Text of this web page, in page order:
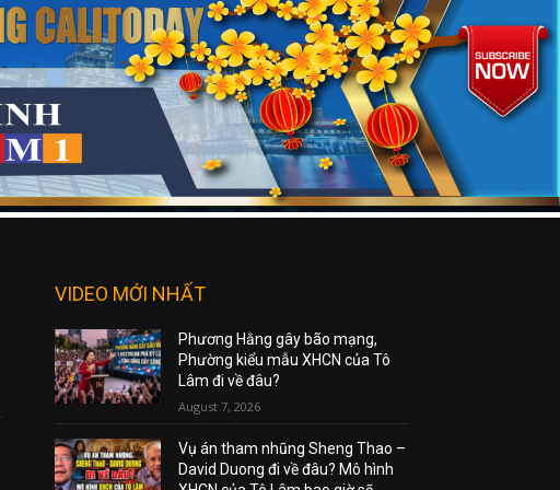
VIDEO MỚI NHẤT
Phương Hằng gây bão mạng,
Phường kiểu mẫu XHCN của Tô
Lâm đi về đâu?
August 7, 2026
Vụ án tham nhũng Sheng Thao –
David Duong đi về đâu? Mô hình